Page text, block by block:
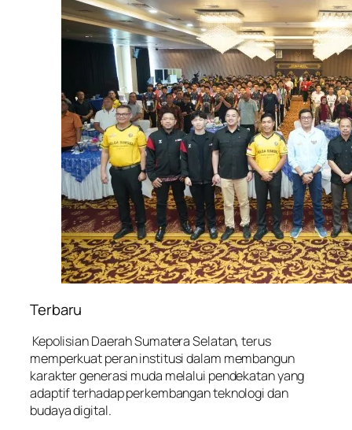
Terbaru
Kepolisian Daerah Sumatera Selatan, terus
memperkuat peran institusi dalam membangun
karakter generasi muda melalui pendekatan yang
adaptif terhadap perkembangan teknologi dan
budaya digital.